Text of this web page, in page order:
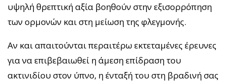
υψηλή θρεπτική αξία βοηθούν στην εξισορρόπηση
των ορμονών και στη μείωση της φλεγμονής.
Αν και απαιτούνται περαιτέρω εκτεταμένες έρευνες
για να επιβεβαιωθεί η άμεση επίδραση του
ακτινιδίου στον ύπνο, η ένταξή του στη βραδινή σας